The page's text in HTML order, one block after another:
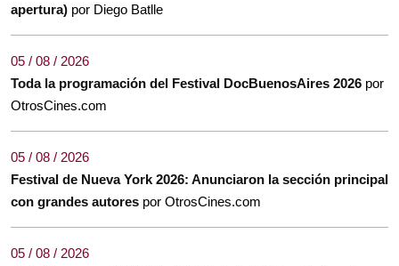
apertura) por Diego Batlle
05 / 08 / 2026
Toda la programación del Festival DocBuenosAires 2026 por
OtrosCines.com
05 / 08 / 2026
Festival de Nueva York 2026: Anunciaron la sección principal
con grandes autores por OtrosCines.com
05 / 08 / 2026